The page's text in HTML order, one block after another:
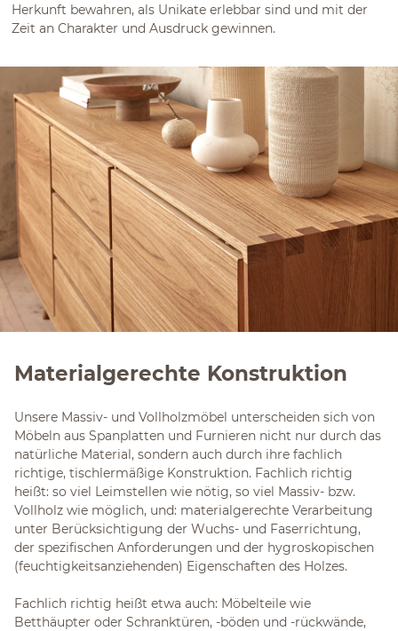
Herkunft bewahren, als Unikate erlebbar sind und mit der
Zeit an Charakter und Ausdruck gewinnen.
Materialgerechte Konstruktion
Unsere Massiv- und Vollholzmöbel unterscheiden sich von
Möbeln aus Spanplatten und Furnieren nicht nur durch das
natürliche Material, sondern auch durch ihre fachlich
richtige, tischlermäßige Konstruktion. Fachlich richtig
heißt: so viel Leimstellen wie nötig, so viel Massiv- bzw.
Vollholz wie möglich, und: materialgerechte Verarbeitung
unter Berücksichtigung der Wuchs- und Faserrichtung,
der spezifischen Anforderungen und der hygroskopischen
(feuchtigkeitsanziehenden) Eigenschaften des Holzes.
Fachlich richtig heißt etwa auch: Möbelteile wie
Betthäupter oder Schranktüren, -böden und -rückwände,